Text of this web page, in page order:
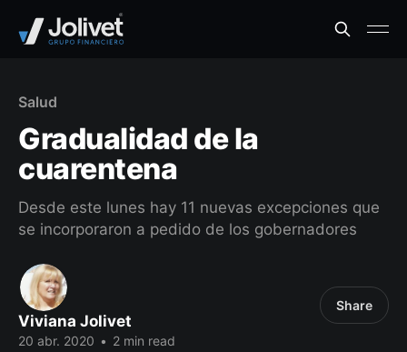
Salud
Gradualidad de la
cuarentena
Desde este lunes hay 11 nuevas excepciones que
se incorporaron a pedido de los gobernadores
Viviana Jolivet
20 abr. 2020 • 2 min read
Share